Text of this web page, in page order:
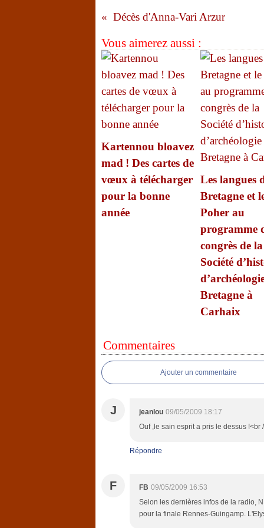
Décès d'Anna-Vari Arzur
Vous aimerez aussi :
Kartennou bloavez
mad ! Des cartes de
vœux à télécharger
pour la bonne
année
Les langues
Bretagne et
Poher au
programme
congrès de la
Société
Bretagne à
Carhaix
Commentaires
Ajouter un commentaire
J jeanlou 09/05/2009 18:17
Ouf ,le sain esprit a pris le dessus !<br
Répondre
F FB 09/05/2009 16:53
Selon les dernières infos de la radio,
pour la finale Rennes-Guingamp.